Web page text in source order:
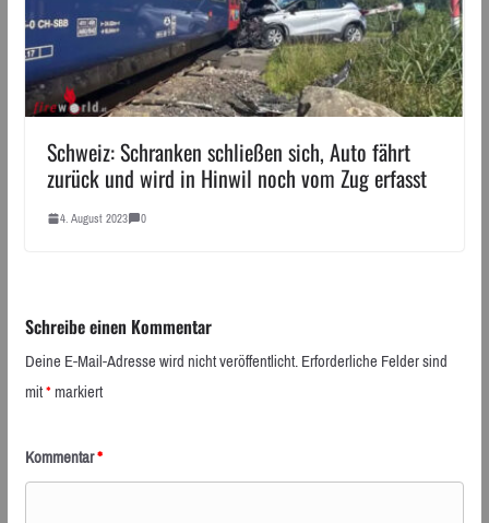
Schweiz: Schranken schließen sich, Auto fährt
zurück und wird in Hinwil noch vom Zug erfasst
4. August 2023 0
Schreibe einen Kommentar
Deine E-Mail-Adresse wird nicht veröffentlicht.Erforderliche Felder sind
mit*markiert
Kommentar*